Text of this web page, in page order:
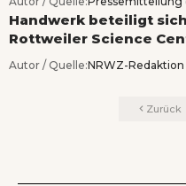
Handwerk beteiligt
Rottweiler Science
Autor / Quelle:NRWZ-Redaktion
Zurück